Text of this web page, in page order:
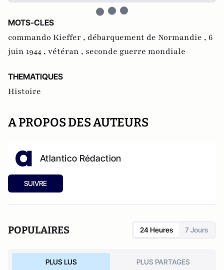
MOTS-CLES
commando Kieffer , débarquement de Normandie , 6
juin 1944 , vétéran , seconde guerre mondiale
THEMATIQUES
Histoire
A PROPOS DES AUTEURS
Atlantico Rédaction
SUIVRE
POPULAIRES 24 Heures 7 Jours
PLUS LUS PLUS PARTAGES